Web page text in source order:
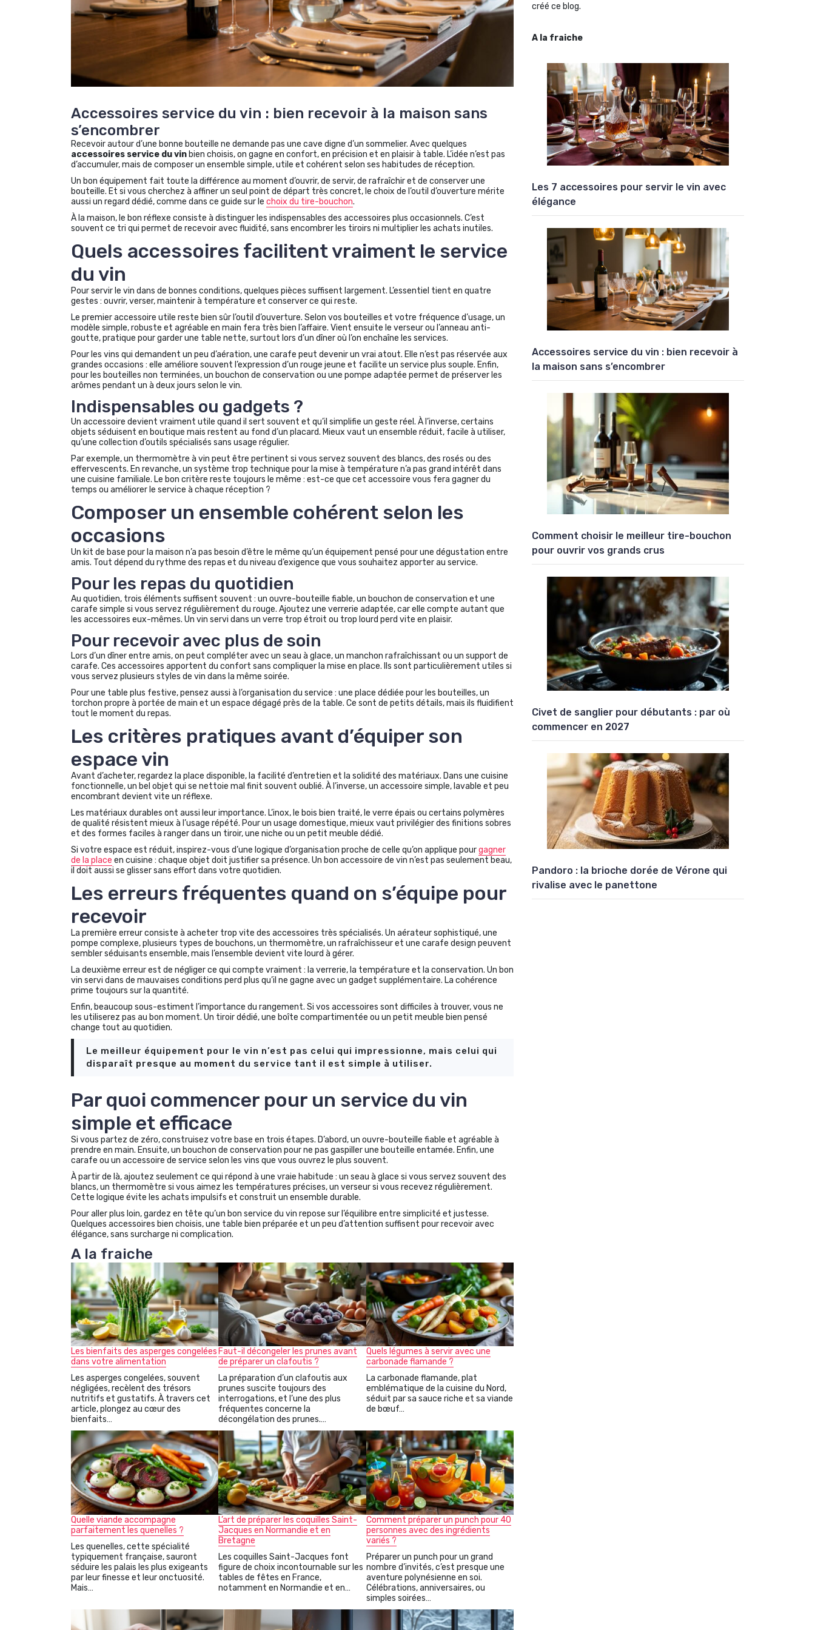
Accessoires service du vin : bien recevoir à la maison sans
s’encombrer
Recevoir autour d’une bonne bouteille ne demande pas une cave digne d’un sommelier. Avec quelques
accessoires service du vin bien choisis, on gagne en confort, en précision et en plaisir à table. L’idée n’est pas
d’accumuler, mais de composer un ensemble simple, utile et cohérent selon ses habitudes de réception.
Un bon équipement fait toute la différence au moment d’ouvrir, de servir, de rafraîchir et de conserver une
bouteille. Et si vous cherchez à affiner un seul point de départ très concret, le choix de l’outil d’ouverture mérite
aussi un regard dédié, comme dans ce guide sur le choix du tire-bouchon.
À la maison, le bon réflexe consiste à distinguer les indispensables des accessoires plus occasionnels. C’est
souvent ce tri qui permet de recevoir avec fluidité, sans encombrer les tiroirs ni multiplier les achats inutiles.
Quels accessoires facilitent vraiment le service
du vin
Pour servir le vin dans de bonnes conditions, quelques pièces suffisent largement. L’essentiel tient en quatre
gestes : ouvrir, verser, maintenir à température et conserver ce qui reste.
Le premier accessoire utile reste bien sûr l’outil d’ouverture. Selon vos bouteilles et votre fréquence d’usage, un
modèle simple, robuste et agréable en main fera très bien l’affaire. Vient ensuite le verseur ou l’anneau anti-
goutte, pratique pour garder une table nette, surtout lors d’un dîner où l’on enchaîne les services.
Pour les vins qui demandent un peu d’aération, une carafe peut devenir un vrai atout. Elle n’est pas réservée aux
grandes occasions : elle améliore souvent l’expression d’un rouge jeune et facilite un service plus souple. Enfin,
pour les bouteilles non terminées, un bouchon de conservation ou une pompe adaptée permet de préserver les
arômes pendant un à deux jours selon le vin.
Indispensables ou gadgets ?
Un accessoire devient vraiment utile quand il sert souvent et qu’il simplifie un geste réel. À l’inverse, certains
objets séduisent en boutique mais restent au fond d’un placard. Mieux vaut un ensemble réduit, facile à utiliser,
qu’une collection d’outils spécialisés sans usage régulier.
Par exemple, un thermomètre à vin peut être pertinent si vous servez souvent des blancs, des rosés ou des
effervescents. En revanche, un système trop technique pour la mise à température n’a pas grand intérêt dans
une cuisine familiale. Le bon critère reste toujours le même : est-ce que cet accessoire vous fera gagner du
temps ou améliorer le service à chaque réception ?
Composer un ensemble cohérent selon les
occasions
Un kit de base pour la maison n’a pas besoin d’être le même qu’un équipement pensé pour une dégustation entre
amis. Tout dépend du rythme des repas et du niveau d’exigence que vous souhaitez apporter au service.
Pour les repas du quotidien
Au quotidien, trois éléments suffisent souvent : un ouvre-bouteille fiable, un bouchon de conservation et une
carafe simple si vous servez régulièrement du rouge. Ajoutez une verrerie adaptée, car elle compte autant que
les accessoires eux-mêmes. Un vin servi dans un verre trop étroit ou trop lourd perd vite en plaisir.
Pour recevoir avec plus de soin
Lors d’un dîner entre amis, on peut compléter avec un seau à glace, un manchon rafraîchissant ou un support de
carafe. Ces accessoires apportent du confort sans compliquer la mise en place. Ils sont particulièrement utiles si
vous servez plusieurs styles de vin dans la même soirée.
Pour une table plus festive, pensez aussi à l’organisation du service : une place dédiée pour les bouteilles, un
torchon propre à portée de main et un espace dégagé près de la table. Ce sont de petits détails, mais ils fluidifient
tout le moment du repas.
Les critères pratiques avant d’équiper son
espace vin
Avant d’acheter, regardez la place disponible, la facilité d’entretien et la solidité des matériaux. Dans une cuisine
fonctionnelle, un bel objet qui se nettoie mal finit souvent oublié. À l’inverse, un accessoire simple, lavable et peu
encombrant devient vite un réflexe.
Les matériaux durables ont aussi leur importance. L’inox, le bois bien traité, le verre épais ou certains polymères
de qualité résistent mieux à l’usage répété. Pour un usage domestique, mieux vaut privilégier des finitions sobres
et des formes faciles à ranger dans un tiroir, une niche ou un petit meuble dédié.
Si votre espace est réduit, inspirez-vous d’une logique d’organisation proche de celle qu’on applique pourgagner
de la place en cuisine : chaque objet doit justifier sa présence. Un bon accessoire de vin n’est pas seulement beau,
il doit aussi se glisser sans effort dans votre quotidien.
Les erreurs fréquentes quand on s’équipe pour
recevoir
La première erreur consiste à acheter trop vite des accessoires très spécialisés. Un aérateur sophistiqué, une
pompe complexe, plusieurs types de bouchons, un thermomètre, un rafraîchisseur et une carafe design peuvent
sembler séduisants ensemble, mais l’ensemble devient vite lourd à gérer.
La deuxième erreur est de négliger ce qui compte vraiment : la verrerie, la température et la conservation. Un bon
vin servi dans de mauvaises conditions perd plus qu’il ne gagne avec un gadget supplémentaire. La cohérence
prime toujours sur la quantité.
Enfin, beaucoup sous-estiment l’importance du rangement. Si vos accessoires sont difficiles à trouver, vous ne
les utiliserez pas au bon moment. Un tiroir dédié, une boîte compartimentée ou un petit meuble bien pensé
change tout au quotidien.
Le meilleur équipement pour le vin n’est pas celui qui impressionne, mais celui qui
disparaît presque au moment du service tant il est simple à utiliser.
Par quoi commencer pour un service du vin
simple et efficace
Si vous partez de zéro, construisez votre base en trois étapes. D’abord, un ouvre-bouteille fiable et agréable à
prendre en main. Ensuite, un bouchon de conservation pour ne pas gaspiller une bouteille entamée. Enfin, une
carafe ou un accessoire de service selon les vins que vous ouvrez le plus souvent.
À partir de là, ajoutez seulement ce qui répond à une vraie habitude : un seau à glace si vous servez souvent des
blancs, un thermomètre si vous aimez les températures précises, un verseur si vous recevez régulièrement.
Cette logique évite les achats impulsifs et construit un ensemble durable.
Pour aller plus loin, gardez en tête qu’un bon service du vin repose sur l’équilibre entre simplicité et justesse.
Quelques accessoires bien choisis, une table bien préparée et un peu d’attention suffisent pour recevoir avec
élégance, sans surcharge ni complication.
A la fraiche
Les bienfaits des asperges congelées
dans votre alimentation
Les asperges congelées, souvent
négligées, recèlent des trésors
nutritifs et gustatifs. À travers cet
article, plongez au cœur des
bienfaits…
Faut-il décongeler les prunes avant
de préparer un clafoutis ?
La préparation d’un clafoutis aux
prunes suscite toujours des
interrogations, et l’une des plus
fréquentes concerne la
décongélation des prunes.…
Quels légumes à servir avec une
carbonade flamande ?
La carbonade flamande, plat
emblématique de la cuisine du Nord,
séduit par sa sauce riche et sa viande
de bœuf…
Quelle viande accompagne
parfaitement les quenelles ?
Les quenelles, cette spécialité
typiquement française, sauront
séduire les palais les plus exigeants
par leur finesse et leur onctuosité.
Mais…
L’art de préparer les coquilles Saint-
Jacques en Normandie et en
Bretagne
Les coquilles Saint-Jacques font
figure de choix incontournable sur les
tables de fêtes en France,
notamment en Normandie et en…
Comment préparer un punch pour 40
personnes avec des ingrédients
variés ?
Préparer un punch pour un grand
nombre d’invités, c’est presque une
aventure polynésienne en soi.
Célébrations, anniversaires, ou
simples soirées…
créé ce blog.
A la fraiche
Les 7 accessoires pour servir le vin avec
élégance
Accessoires service du vin : bien recevoir à
la maison sans s’encombrer
Comment choisir le meilleur tire-bouchon
pour ouvrir vos grands crus
Civet de sanglier pour débutants : par où
commencer en 2027
Pandoro : la brioche dorée de Vérone qui
rivalise avec le panettone